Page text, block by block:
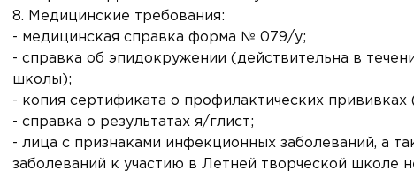
8. Медицинские требования:
- медицинская справка форма № 079/у;
- справка об эпидокружении (действительна в
школы);
- копия сертификата о профилактических
- справка о результатах я/глист;
- лица с признаками инфекционных заболеваний, а
заболеваний к участию в Летней творческой школе